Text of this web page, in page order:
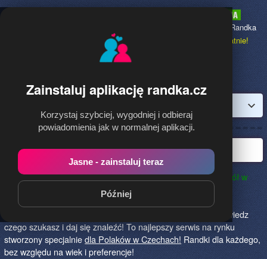
Zainstaluj aplikację randka.cz
Korzystaj szybciej, wygodniej i odbieraj
powiadomienia jak w normalnej aplikacji.
Jasne - zainstaluj teraz
Później
to najpopularniejsza Randka
dołącz bezpłatnie!
Polska randka w Czechach
Randka.cz to najlepszy sposób na poznanie nowych przyjaciół w
Czechach!
Określ czego szukasz i skończ z samotnością!
Znajdziesz tu osoby szukające miłości lub przygody, chętne
na randkę, imprezę i spotkanie na żywo! Dołącz do nas, powiedz
czego szukasz i daj się znaleźć! To najlepszy serwis na rynku
stworzony specjalniedla Polaków w Czechach!Randki dla każdego,
bez względu na wiek i preferencje!